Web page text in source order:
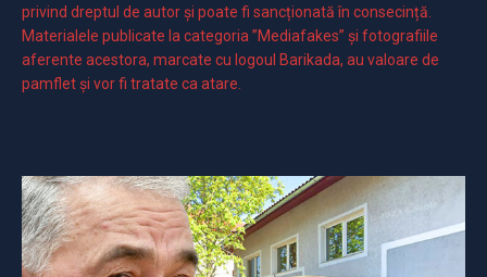
privind dreptul de autor și poate fi sancționată în consecință.
Materialele publicate la categoria ”Mediafakes” și fotografiile
aferente acestora, marcate cu logoul Barikada, au valoare de
pamflet și vor fi tratate ca atare.